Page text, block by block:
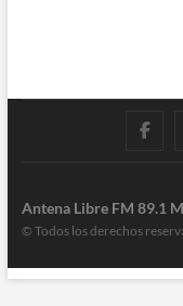
Antena Libre FM 89.1
© Todos los derechos